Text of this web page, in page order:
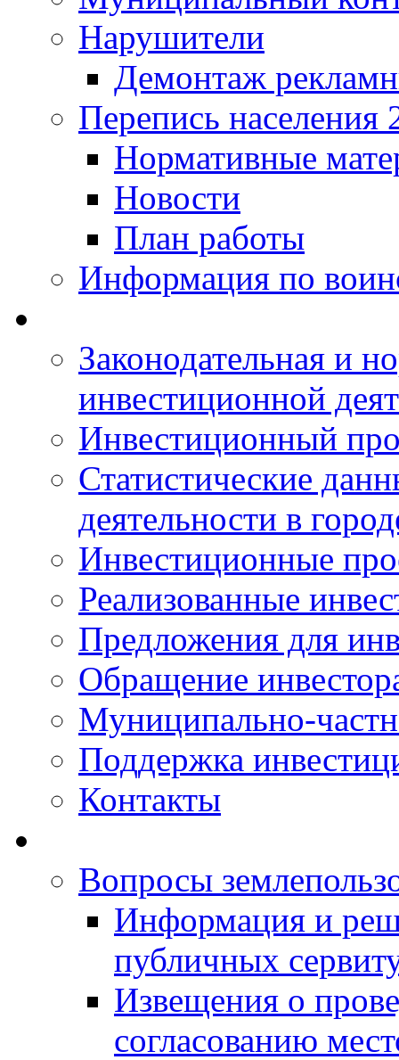
Нарушители
Демонтаж
Перепись населения
Нормативные
Новости
План работы
Информация по
Законодательная и
инвестиционной
Инвестиционный
Статистические
деятельности в
Инвестиционные
Реализованные
Предложения для
Обращение
Муниципально-
Поддержка
Контакты
Вопросы
Информация и
публичных
Извещения о
согласованию